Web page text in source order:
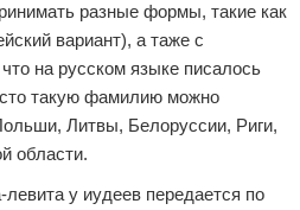
разные формы, такие как
вариант), а таже с
на русском языке писалось
такую фамилию можно
Литвы, Белоруссии, Риги,
области.
левита у иудеев передается по